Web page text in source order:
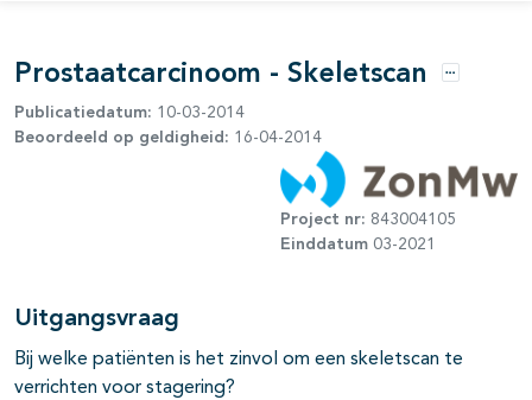
open- en dichtklappen
Prostaatcarcinoom - Skeletscan Opties
Publicatiedatum: 10-03-2014
Beoordeeld op geldigheid: 16-04-2014
Project nr: 843004105
Einddatum 03-2021
Uitgangsvraag
Bij welke patiënten is het zinvol om een skeletscan te
verrichten voor stagering?